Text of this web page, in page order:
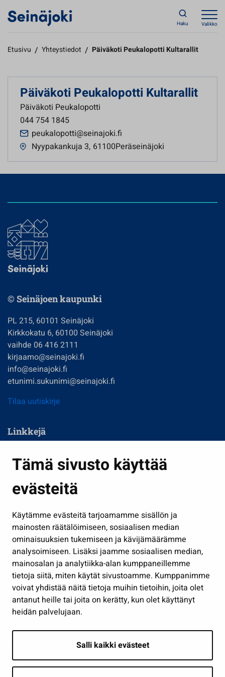
Tämä sivusto käyttää
evästeitä
Käytämme evästeitä tarjoamamme sisällön ja
mainosten räätälöimiseen, sosiaalisen median
ominaisuuksien tukemiseen ja kävijämäärämme
analysoimiseen. Lisäksi jaamme sosiaalisen median,
mainosalan ja analytiikka-alan kumppaneillemme
tietoja siitä, miten käytät sivustoamme. Kumppanimme
voivat yhdistää näitä tietoja muihin tietoihin, joita olet
antanut heille tai joita on kerätty, kun olet käyttänyt
heidän palvelujaan.
Salli kaikki evästeet
Haku Valikko
Etusivu / Yhteystiedot / Päiväkoti Peukalopotti Kultarallit
Päiväkoti Peukalopotti Kultarallit
Päiväkoti Peukalopotti
044 754 1845
peukalopotti@seinajoki.fi
Nyypakankuja 3, 61100Peräseinäjoki
© Seinäjoen kaupunki
PL 215, 60101 Seinäjoki
Kirkkokatu 6, 60100 Seinäjoki
vaihde 06 416 2111
kirjaamo@seinajoki.fi
info@seinajoki.fi
etunimi.sukunimi@seinajoki.fi
Tilaa uutiskirje
Linkkejä
Kasvatus ja opetus
Kulttuuri ja liikunta
Työ ja yrittäminen
Osallistu ja asioi
Näytä omat evästeasetukseni
Seuraa meitä